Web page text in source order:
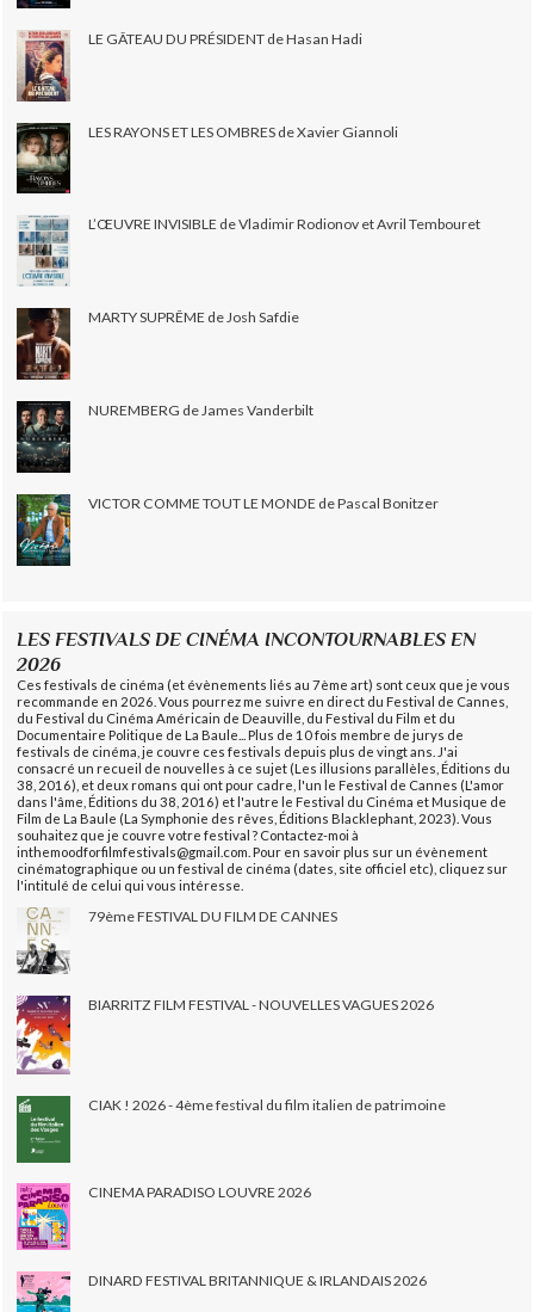
LE GÂTEAU DU PRÉSIDENT de Hasan Hadi
LES RAYONS ET LES OMBRES de Xavier Giannoli
L’ŒUVRE INVISIBLE de Vladimir Rodionov et Avril Tembouret
MARTY SUPRÊME de Josh Safdie
NUREMBERG de James Vanderbilt
VICTOR COMME TOUT LE MONDE de Pascal Bonitzer
LES FESTIVALS DE CINÉMA INCONTOURNABLES EN
2026
Ces festivals de cinéma (et évènements liés au 7ème art) sont ceux que je vous
recommande en 2026. Vous pourrez me suivre en direct du Festival de Cannes,
du Festival du Cinéma Américain de Deauville, du Festival du Film et du
Documentaire Politique de La Baule... Plus de 10 fois membre de jurys de
festivals de cinéma, je couvre ces festivals depuis plus de vingt ans. J'ai
consacré un recueil de nouvelles à ce sujet (Les illusions parallèles, Éditions du
38, 2016), et deux romans qui ont pour cadre, l'un le Festival de Cannes (L'amor
dans l'âme, Éditions du 38, 2016) et l'autre le Festival du Cinéma et Musique de
Film de La Baule (La Symphonie des rêves, Éditions Blacklephant, 2023). Vous
souhaitez que je couvre votre festival ? Contactez-moi à
inthemoodforfilmfestivals@gmail.com. Pour en savoir plus sur un évènement
cinématographique ou un festival de cinéma (dates, site officiel etc), cliquez sur
l'intitulé de celui qui vous intéresse.
79ème FESTIVAL DU FILM DE CANNES
BIARRITZ FILM FESTIVAL - NOUVELLES VAGUES 2026
CIAK ! 2026 - 4ème festival du film italien de patrimoine
CINEMA PARADISO LOUVRE 2026
DINARD FESTIVAL BRITANNIQUE & IRLANDAIS 2026